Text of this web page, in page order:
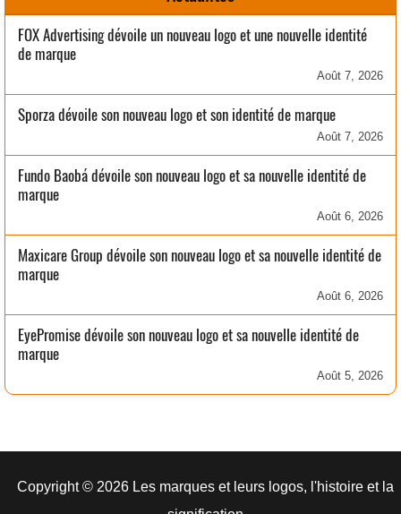
FOX Advertising dévoile un nouveau logo et une nouvelle identité
de marque
Août 7, 2026
Sporza dévoile son nouveau logo et son identité de marque
Août 7, 2026
Fundo Baobá dévoile son nouveau logo et sa nouvelle identité de
marque
Août 6, 2026
Maxicare Group dévoile son nouveau logo et sa nouvelle identité de
marque
Août 6, 2026
EyePromise dévoile son nouveau logo et sa nouvelle identité de
marque
Août 5, 2026
Copyright © 2026 Les marques et leurs logos, l'histoire et la